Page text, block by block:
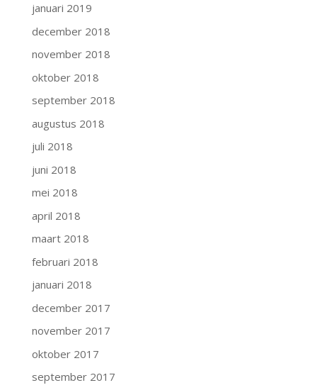
januari 2019
december 2018
november 2018
oktober 2018
september 2018
augustus 2018
juli 2018
juni 2018
mei 2018
april 2018
maart 2018
februari 2018
januari 2018
december 2017
november 2017
oktober 2017
september 2017